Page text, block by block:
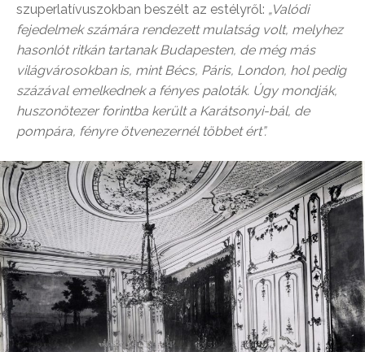
szuperlatívuszokban beszélt az estélyről: „Valódi
fejedelmek számára rendezett mulatság volt, melyhez
hasonlót ritkán tartanak Budapesten, de még más
világvárosokban is, mint Bécs, Páris, London, hol pedig
százával emelkednek a fényes paloták. Úgy mondják,
huszonötezer forintba került a Karátsonyi-bál, de
pompára, fényre ötvenezernél többet ért”.